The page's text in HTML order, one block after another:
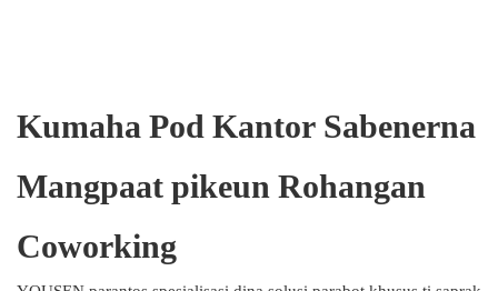
Kumaha Pod Kantor Sabenerna
Mangpaat pikeun Rohangan
Coworking